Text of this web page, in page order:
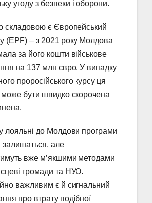
угоду з безпеки і оборони.
складовою є Європейський
(EPF) – з 2021 року Молдова
за його кошти військове
на 137 млн євро. У випадку
проросійського курсу ця
бути швидко скорочена
лояльні до Молдови програми
залишаться, але
вже м’якшими методами
громади та НУО.
важливим є й сигнальний
про втрату подібної